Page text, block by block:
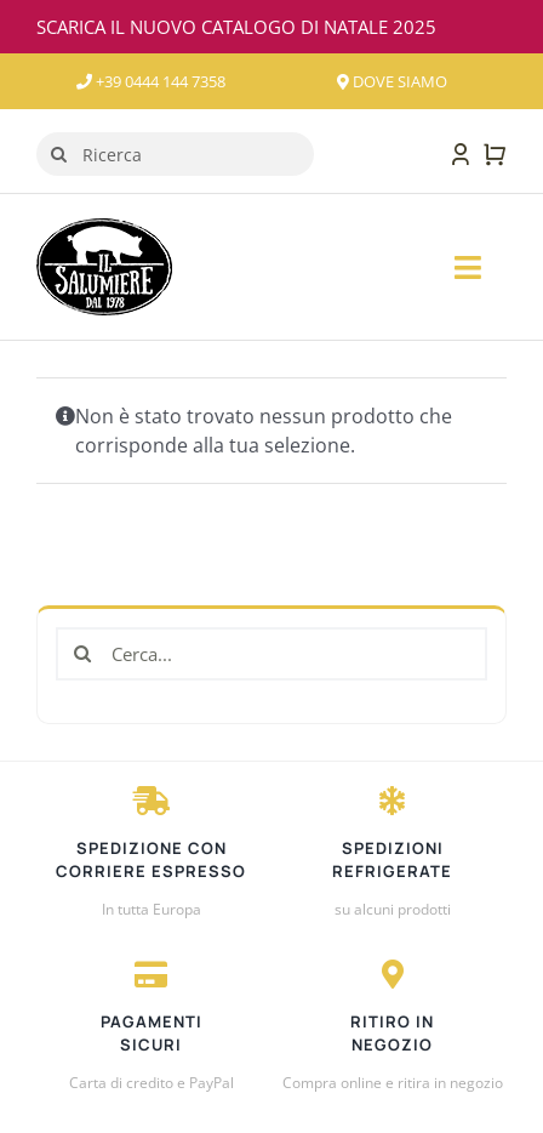
contenuto
SCARICA IL NUOVO CATALOGO DI NATALE 2025
+39 0444 144 7358 DOVE SIAMO
Cerca
Toggle
ALTRE SPECIALITÀ
SPECIALITÀ REGIONALI
Non è stato trovato nessun prodotto che
corrisponde alla tua selezione.
Cerca
per:
SPEDIZIONE CON
CORRIERE ESPRESSO
In tutta Europa
SPEDIZIONI
REFRIGERATE
su alcuni prodotti
PAGAMENTI
SICURI
Carta di credito e PayPal
RITIRO IN
NEGOZIO
Compra online e ritira in negozio